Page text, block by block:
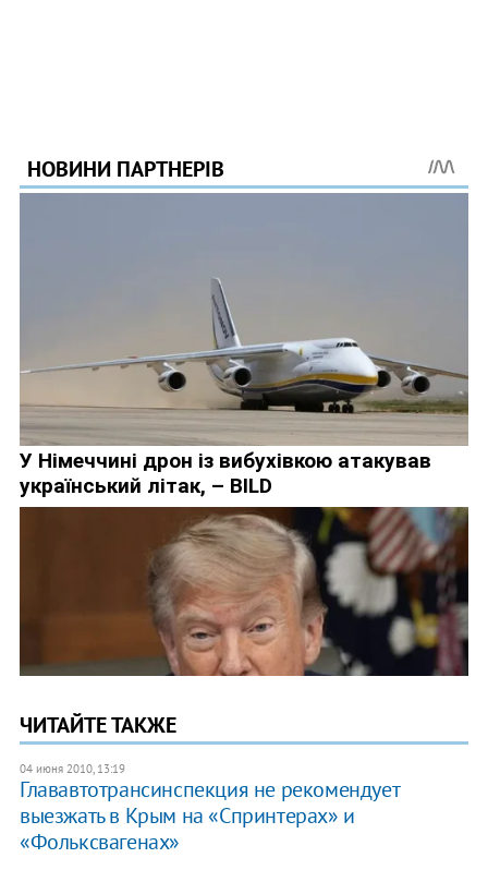
ЧИТАЙТЕ ТАКЖЕ
04 июня 2010, 13:19
Глававтотрансинспекция не рекомендует
выезжать в Крым на «Спринтерах» и
«Фольксвагенах»